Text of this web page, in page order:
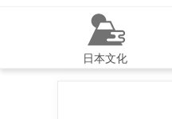
日本文化